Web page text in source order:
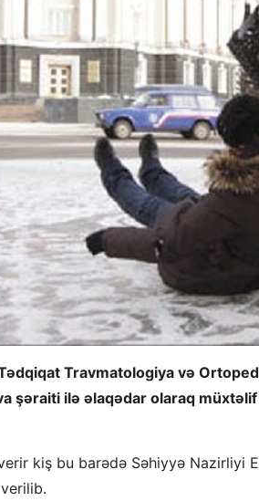
Travmatologiya və
şəraiti ilə əlaqədar olaraq müxtəlif
kiş bu barədə Səhiyyə Nazirliyi